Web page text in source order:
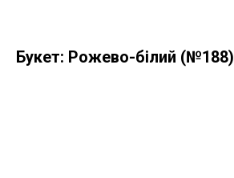
Букет: Рожево-білий (№188)